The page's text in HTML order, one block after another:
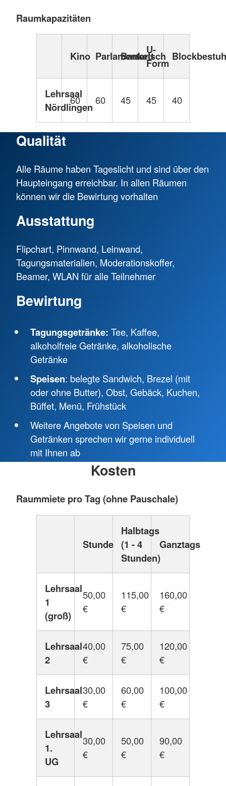
Raumkapazitäten
Kino Parlamentarisch
Bankett
U-
Form
Lehrsaal
Nördlingen
60 60 45 45 40
Qualität
Alle Räume haben Tageslicht und sind über den
Haupteingang erreichbar. In allen Räumen
können wir die Bewirtung vorhalten
Ausstattung
Flipchart, Pinnwand, Leinwand,
Tagungsmaterialien, Moderationskoffer,
Beamer, WLAN für alle Teilnehmer
Bewirtung
Tagungsgetränke: Tee, Kaffee,
alkoholfreie Getränke, alkoholische
Getränke
Speisen: belegte Sandwich, Brezel (mit
oder ohne Butter), Obst, Gebäck, Kuchen,
Büffet, Menü, Frühstück
Weitere Angebote von Speisen und
Getränken sprechen wir gerne individuell
mit Ihnen ab
Kosten
Raummiete pro Tag (ohne Pauschale)
Stunde
Halbtags
(1 - 4
Stunden)
Ganztags
Lehrsaal
1
(groß)
50,00
€
115,00
€
160,00
€
Lehrsaal
2
40,00
€
75,00
€
120,00
€
Lehrsaal
3
30,00
€
60,00
€
100,00
€
Lehrsaal
1.
UG
30,00
€
50,00
€
90,00
€